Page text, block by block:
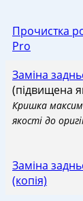
Прочистка
Pro
Заміна
(підвищена
Кришка
якості до
Заміна
(копія)